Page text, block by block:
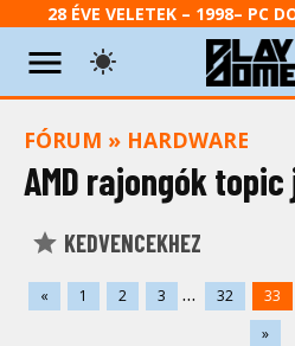
28 ÉVE VELETEK – 1998– PC
FÓRUM » HARDWARE
AMD rajongók topic
KEDVENCEKHEZ
« 1 2 3 ... 32 33
»